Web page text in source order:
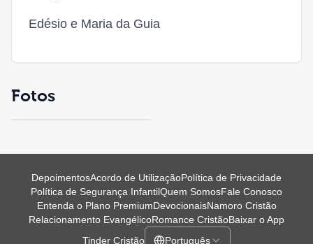
Edésio e Maria da Guia
Fotos
DepoimentosAcordo de UtilizaçãoPolítica de Privacidade
Política de Segurança InfantilQuem SomosFale Conosco
Entenda o Plano PremiumDevocionaisNamoro Cristão
Relacionamento EvangélicoRomance CristãoBaixar o App
Tinder Cristão
Português